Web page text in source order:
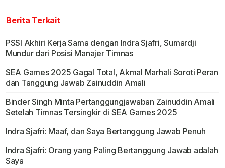
Berita Terkait
PSSI Akhiri Kerja Sama dengan Indra Sjafri, Sumardji
Mundur dari Posisi Manajer Timnas
SEA Games 2025 Gagal Total, Akmal Marhali Soroti Peran
dan Tanggung Jawab Zainuddin Amali
Binder Singh Minta Pertanggungjawaban Zainuddin Amali
Setelah Timnas Tersingkir di SEA Games 2025
Indra Sjafri: Maaf, dan Saya Bertanggung Jawab Penuh
Indra Sjafri: Orang yang Paling Bertanggung Jawab adalah
Saya